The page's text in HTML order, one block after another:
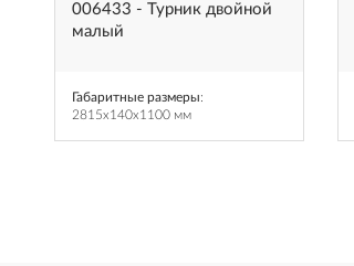
006433 - Турник двойной
малый
Габаритные размеры:
2815x140x1100 мм